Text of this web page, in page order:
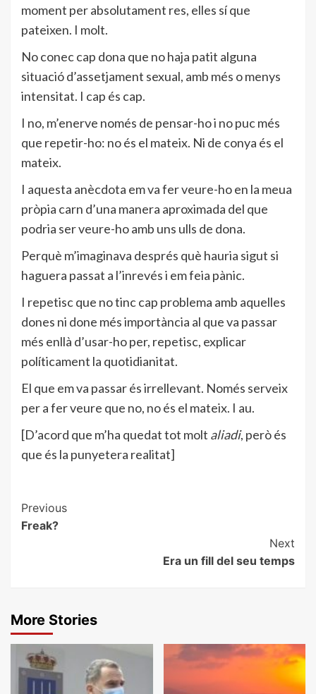
moment per absolutament res, elles sí que
pateixen. I molt.
No conec cap dona que no haja patit alguna
situació d’assetjament sexual, amb més o menys
intensitat. I cap és cap.
I no, m’enerve només de pensar-ho i no puc més
que repetir-ho: no és el mateix. Ni de conya és el
mateix.
I aquesta anècdota em va fer veure-ho en la meua
pròpia carn d’una manera aproximada del que
podria ser veure-ho amb uns ulls de dona.
Perquè m’imaginava després què hauria sigut si
haguera passat a l’inrevés i em feia pànic.
I repetisc que no tinc cap problema amb aquelles
dones ni done més importància al que va passar
més enllà d’usar-ho per, repetisc, explicar
políticament la quotidianitat.
El que em va passar és irrellevant. Només serveix
per a fer veure que no, no és el mateix. I au.
[D’acord que m’ha quedat tot molt aliadi, però és
que és la punyetera realitat]
Post
Navigation
Previous
Freak?
Next
Era un fill del seu temps
More Stories